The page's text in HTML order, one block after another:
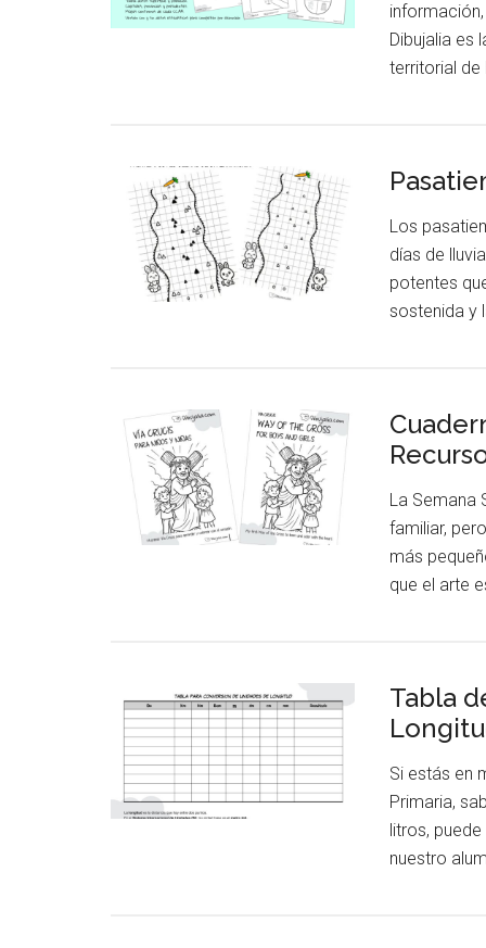
Dibujalia es
territorial de
Los
días de
potentes
sostenida y
La Semana
familiar,
más
que el arte
Tabla
Si estás en
Primaria,
litros,
nuestro